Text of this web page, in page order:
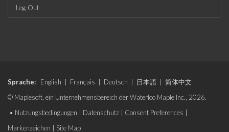
Log-Out
Sprache: English Français Deutsch 日本語
简体中文
© Maplesoft, ein Unternehmensbereich der Waterloo Maple Inc., 2026.
• Nutzungsbedingungen Datenschutz Consent Preferences
Markenzeichen
Site Map